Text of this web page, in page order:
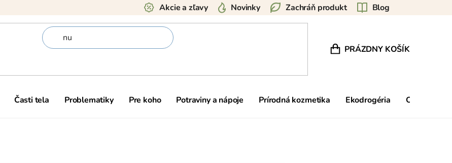
Blog
Zachráň produkt
Novinky
Akcie a zľavy
NÁKUPNÝ KOŠÍK
PRÁZDNY KOŠÍK
Časti tela Problematiky Pre koho Potraviny a nápoje Prírodná kozmetika Ekodrogéria Ostatné